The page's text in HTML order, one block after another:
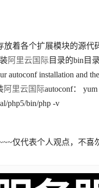
着各个扩展模块的源代
阿里云国际目录的bin目
autoconf installation and
阿里云国际autoconf：
php5/bin/php -v
仅代表个人观点，不喜